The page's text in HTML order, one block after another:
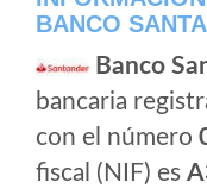
BANCO
Banco
bancaria
con el número
fiscal (NIF) es